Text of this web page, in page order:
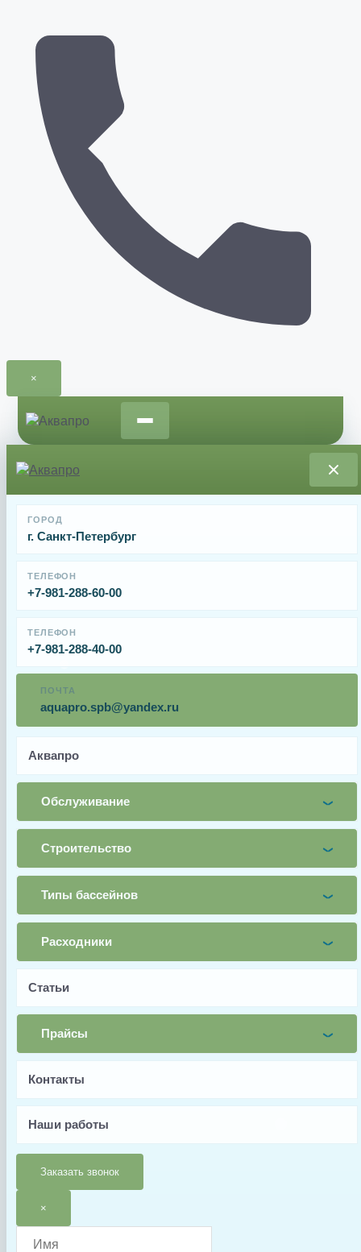
×
содержимому
ГОРОД
г. Санкт-Петербург
ТЕЛЕФОН
+7-981-288-60-00
ТЕЛЕФОН
+7-981-288-40-00
ПОЧТА
aquapro.spb@yandex.ru
Аквапро
Обслуживание
Строительство
Типы бассейнов
Расходники
Статьи
Прайсы
Контакты
Наши работы
Заказать звонок
×
установок
/ Муфта накидная Aquaviva 1051028 крана
2″ (Black)
От450₽
Муфта накидная Emaux 1051028 крана MPV04 2.0″
Имя
Почта
Телефон
Заявка
Заказать
Производитель
Aquaviva
Страна производства
Гарантия